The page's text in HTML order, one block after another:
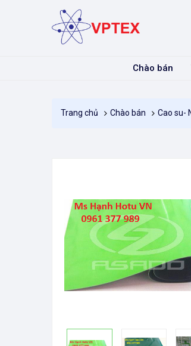
Chào bán
Trang chủ Chào bán Cao su-